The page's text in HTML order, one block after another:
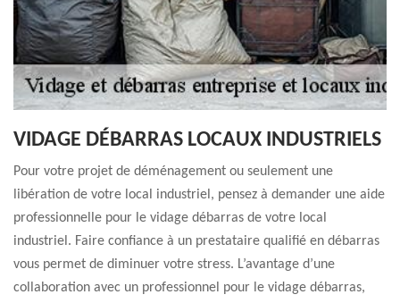
VIDAGE DÉBARRAS LOCAUX INDUSTRIELS
Pour votre projet de déménagement ou seulement une
libération de votre local industriel, pensez à demander une aide
professionnelle pour le vidage débarras de votre local
industriel. Faire confiance à un prestataire qualifié en débarras
vous permet de diminuer votre stress. L’avantage d’une
collaboration avec un professionnel pour le vidage débarras,